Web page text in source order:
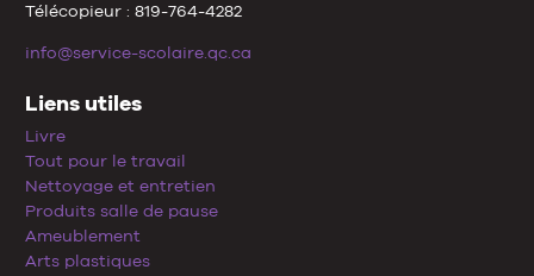
Télécopieur : 819-764-4282
info@service-scolaire.qc.ca
Liens utiles
Livre
Tout pour le travail
Nettoyage et entretien
Produits salle de pause
Ameublement
Arts plastiques